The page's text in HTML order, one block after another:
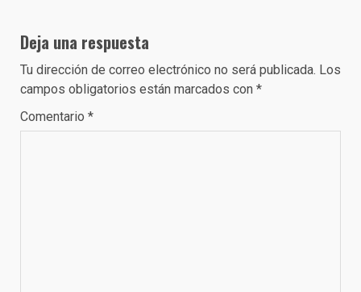
Deja una respuesta
Tu dirección de correo electrónico no será publicada. Los
campos obligatorios están marcados con *
Comentario *